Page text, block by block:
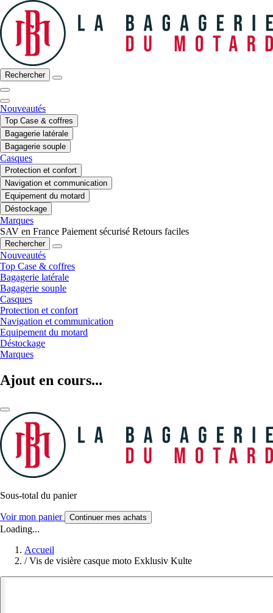
Rechercher
Nouveautés
Top Case & coffres
Bagagerie latérale
Bagagerie souple
Casques
Protection et confort
Navigation et communication
Equipement du motard
Déstockage
Marques
SAV en France Paiement sécurisé Retours faciles
Rechercher
Nouveautés
Top Case & coffres
Bagagerie latérale
Bagagerie souple
Casques
Protection et confort
Navigation et communication
Equipement du motard
Déstockage
Marques
Ajout en cours...
Sous-total du panier
Voir mon panier Continuer mes achats
Loading...
Accueil
/ Vis de visière casque moto Exklusiv Kulte